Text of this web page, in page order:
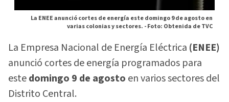
La ENEE anunció cortes de energía este domingo 9 de agosto en
varias colonias y sectores. -Foto: Obtenida de TVC
La Empresa Nacional de Energía Eléctrica (ENEE)
anunció cortes de energía programados para
estedomingo 9 de agosto en varios sectores del
Distrito Central.